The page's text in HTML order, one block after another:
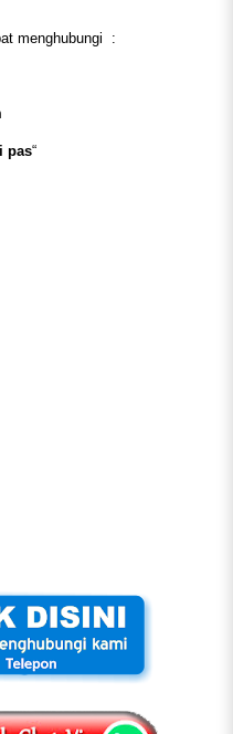
menghubungi
:
pas“